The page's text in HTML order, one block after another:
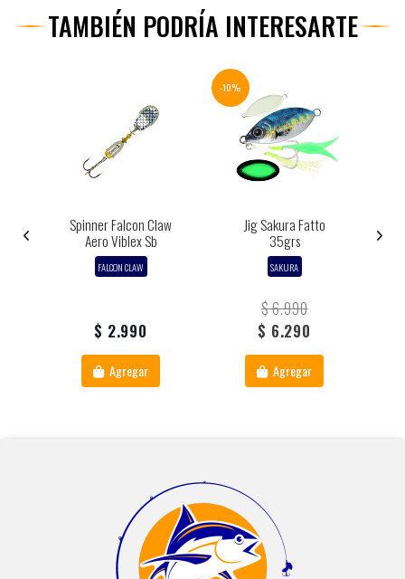
TAMBIÉN PODRÍA INTERESARTE
Spinner Falcon Claw
Aero Viblex Sb
FALCON CLAW
$ 2.990
Agregar
-10%
Jig Sakura Fatto
35grs
SAKURA
$ 6.990
$ 6.290
Agregar